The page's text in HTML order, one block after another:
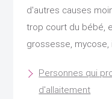
d'autres causes
trop court du bébé,
grossesse, mycose,
Personnes qui
d'allaitement